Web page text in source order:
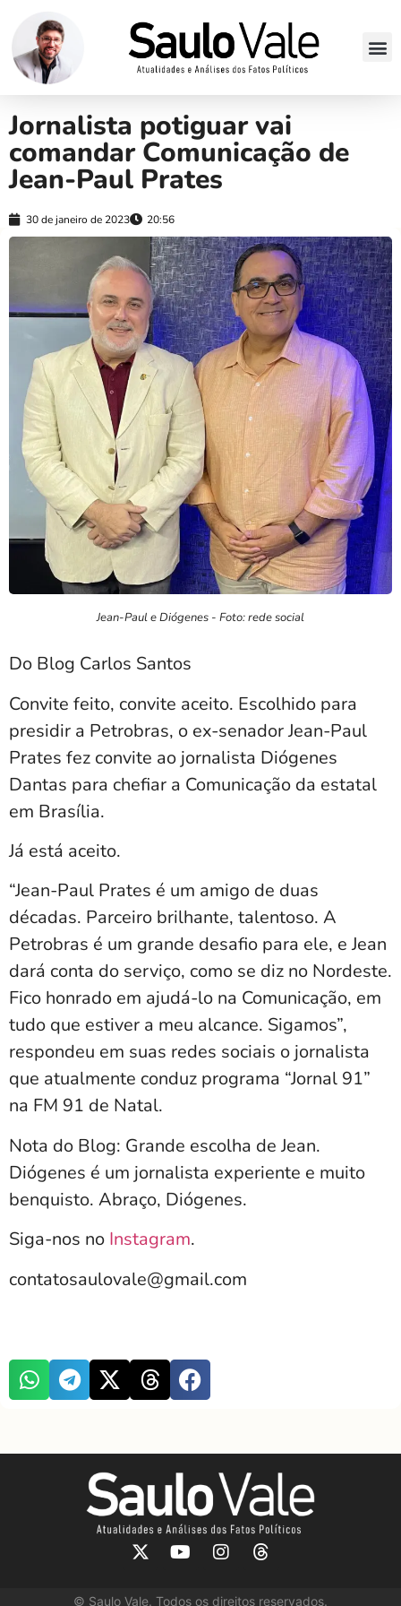
Jornalista potiguar vai
comandar Comunicação de
Jean-Paul Prates
30 de janeiro de 2023 20:56
Jean-Paul e Diógenes - Foto: rede social
Do Blog Carlos Santos
Convite feito, convite aceito. Escolhido para
presidir a Petrobras, o ex-senador Jean-Paul
Prates fez convite ao jornalista Diógenes
Dantas para chefiar a Comunicação da estatal
em Brasília.
Já está aceito.
“Jean-Paul Prates é um amigo de duas
décadas. Parceiro brilhante, talentoso. A
Petrobras é um grande desafio para ele, e Jean
dará conta do serviço, como se diz no Nordeste.
Fico honrado em ajudá-lo na Comunicação, em
tudo que estiver a meu alcance. Sigamos”,
respondeu em suas redes sociais o jornalista
que atualmente conduz programa “Jornal 91”
na FM 91 de Natal.
Nota do Blog: Grande escolha de Jean.
Diógenes é um jornalista experiente e muito
benquisto. Abraço, Diógenes.
Siga-nos no Instagram.
contatosaulovale@gmail.com
© Saulo Vale. Todos os direitos reservados.